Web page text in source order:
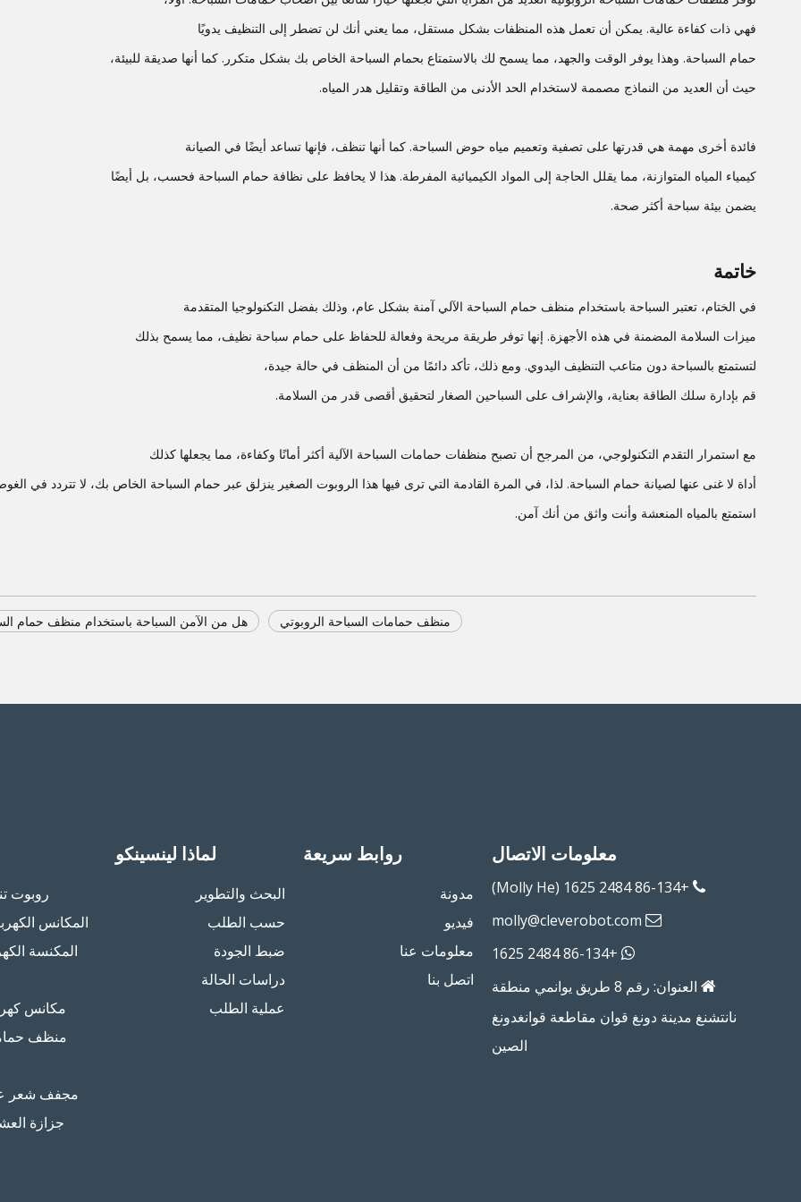
فهي ذات كفاءة عالية. يمكن أن تعمل هذه المنظفات بشكل مستقل، مما يعني أنك لن تضطر إلى التنظيف يدويًا
حمام السباحة. وهذا يوفر الوقت والجهد، مما يسمح لك بالاستمتاع بحمام السباحة الخاص بك بشكل متكرر. كما أنها صديقة للبيئة،
حيث أن العديد من النماذج مصممة لاستخدام الحد الأدنى من الطاقة وتقليل هدر المياه.
فائدة أخرى مهمة هي قدرتها على تصفية وتعميم مياه حوض السباحة. كما أنها تنظف، فإنها تساعد أيضًا في الصيانة
كيمياء المياه المتوازنة، مما يقلل الحاجة إلى المواد الكيميائية المفرطة. هذا لا يحافظ على نظافة حمام السباحة فحسب، بل أيضًا
يضمن بيئة سباحة أكثر صحة.
خاتمة
في الختام، تعتبر السباحة باستخدام منظف حمام السباحة الآلي آمنة بشكل عام، وذلك بفضل التكنولوجيا المتقدمة
ميزات السلامة المضمنة في هذه الأجهزة. إنها توفر طريقة مريحة وفعالة للحفاظ على حمام سباحة نظيف، مما يسمح بذلك
لتستمتع بالسباحة دون متاعب التنظيف اليدوي. ومع ذلك، تأكد دائمًا من أن المنظف في حالة جيدة،
قم بإدارة سلك الطاقة بعناية، والإشراف على السباحين الصغار لتحقيق أقصى قدر من السلامة.
مع استمرار التقدم التكنولوجي، من المرجح أن تصبح منظفات حمامات السباحة الآلية أكثر أمانًا وكفاءة، مما يجعلها كذلك
أداة لا غنى عنها لصيانة حمام السباحة. لذا، في المرة القادمة التي ترى فيها هذا الروبوت الصغير ينزلق عبر حمام السباحة الخاص بك، لا تتردد في
استمتع بالمياه المنعشة وأنت واثق من أنك آمن.
هل من الآمن السباحة باستخدام منظف حمام منظف ​​حمامات السباحة الروبوتي
روبوت
المكانس
المكنسة
مكانس
منظف
مجفف شعر
جزازة
لماذا لينسينكو
البحث والتطوير
حسب الطلب
ضبط الجودة
دراسات الحالة
عملية الطلب
روابط سريعة
مدونة
فيديو
معلومات عنا
اتصل بنا
معلومات الاتصال

+86-134 2484 1625 (Molly He)

molly@cleverobot.com

+86-134 2484 1625

العنوان: رقم 8 طريق يوانمي منطقة
نانتشنغ مدينة دونغ قوان مقاطعة قوانغدونغ
الصين